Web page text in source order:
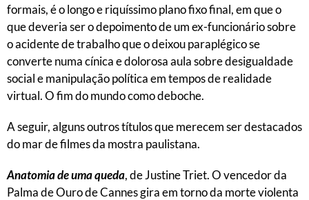
formais, é o longo e riquíssimo plano fixo final, em que o
que deveria ser o depoimento de um ex-funcionário sobre
o acidente de trabalho que o deixou paraplégico se
converte numa cínica e dolorosa aula sobre desigualdade
social e manipulação política em tempos de realidade
virtual. O fim do mundo como deboche.
A seguir, alguns outros títulos que merecem ser destacados
do mar de filmes da mostra paulistana.
Anatomia de uma queda, de Justine Triet. O vencedor da
Palma de Ouro de Cannes gira em torno da morte violenta